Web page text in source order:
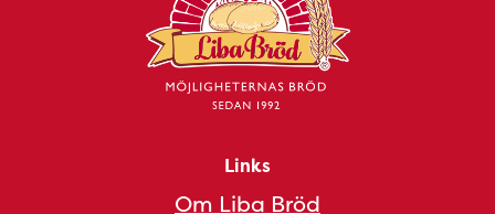
Links
Om Liba Bröd